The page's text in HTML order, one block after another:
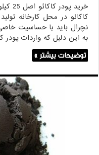
نچرال باید با حساسیت
به این دلیل که واردات پودر
توضیحات بیشتر »